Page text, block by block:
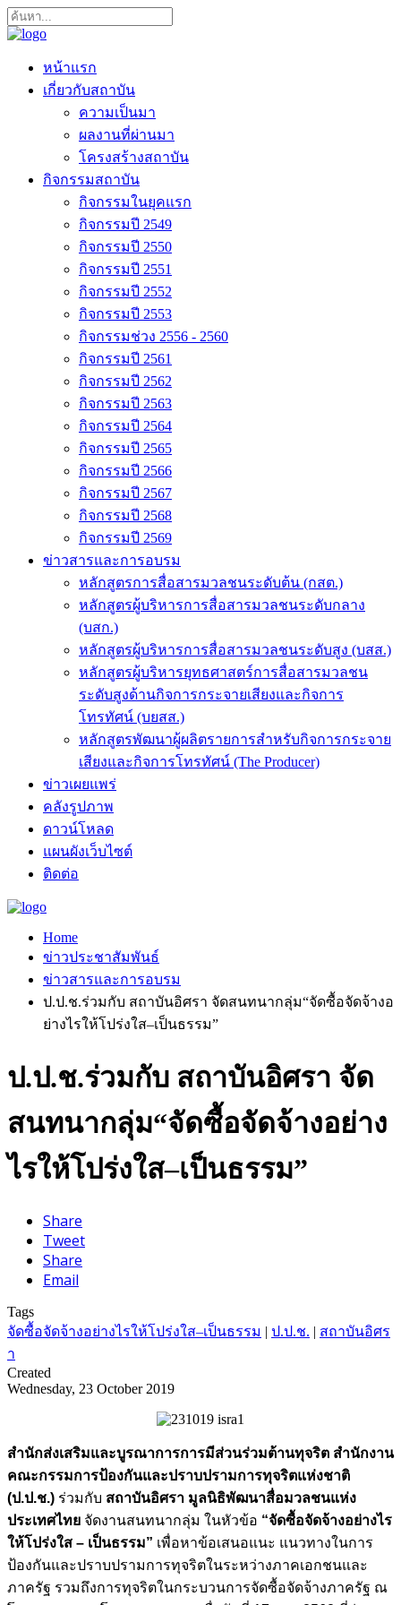
หน้าแรก
เกี่ยวกับสถาบัน
ความเป็นมา
ผลงานที่ผ่านมา
โครงสร้างสถาบัน
กิจกรรมสถาบัน
กิจกรรมในยุคแรก
กิจกรรมปี 2549
กิจกรรมปี 2550
กิจกรรมปี 2551
กิจกรรมปี 2552
กิจกรรมปี 2553
กิจกรรมช่วง 2556 - 2560
กิจกรรมปี 2561
กิจกรรมปี 2562
กิจกรรมปี 2563
กิจกรรมปี 2564
กิจกรรมปี 2565
กิจกรรมปี 2566
กิจกรรมปี 2567
กิจกรรมปี 2568
กิจกรรมปี 2569
ข่าวสารและการอบรม
หลักสูตรการสื่อสารมวลชนระดับต้น (กสต.)
หลักสูตรผู้บริหารการสื่อสารมวลชนระดับกลาง
(บสก.)
หลักสูตรผู้บริหารการสื่อสารมวลชนระดับสูง (บสส.)
หลักสูตรผู้บริหารยุทธศาสตร์การสื่อสารมวลชน
ระดับสูงด้านกิจการกระจายเสียงและกิจการ
โทรทัศน์ (บยสส.)
หลักสูตรพัฒนาผู้ผลิตรายการสำหรับกิจการกระจาย
เสียงและกิจการโทรทัศน์ (The Producer)
ข่าวเผยแพร่
คลังรูปภาพ
ดาวน์โหลด
แผนผังเว็บไซต์
ติดต่อ
Home
ข่าวประชาสัมพันธ์
ข่าวสารและการอบรม
ป.ป.ช.ร่วมกับ สถาบันอิศรา จัดสนทนากลุ่ม“จัดซื้อจัดจ้างอ
ย่างไรให้โปร่งใส–เป็นธรรม”
ป.ป.ช.ร่วมกับ สถาบันอิศรา จัด
สนทนากลุ่ม“จัดซื้อจัดจ้างอย่าง
ไรให้โปร่งใส–เป็นธรรม”
Share
Tweet
Share
Email
Tags
จัดซื้อจัดจ้างอย่างไรให้โปร่งใส–เป็นธรรม | ป.ป.ช. | สถาบันอิศร
า
Created
Wednesday, 23 October 2019
สำนักส่งเสริมและบูรณาการการมีส่วนร่วมต้านทุจริต สำนักงาน
คณะกรรมการป้องกันและปราบปรามการทุจริตแห่งชาติ
(ป.ป.ช.) ร่วมกับ สถาบันอิศรา มูลนิธิพัฒนาสื่อมวลชนแห่ง
ประเทศไทย จัดงานสนทนากลุ่ม ในหัวข้อ “จัดซื้อจัดจ้างอย่างไร
ให้โปร่งใส – เป็นธรรม” เพื่อหาข้อเสนอแนะ แนวทางในการ
ป้องกันและปราบปรามการทุจริตในระหว่างภาคเอกชนและ
ภาครัฐ รวมถึงการทุจริตในกระบวนการจัดซื้อจัดจ้างภาครัฐ ณ